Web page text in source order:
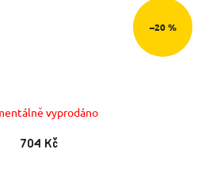
–20 %
vyprodáno
704 Kč